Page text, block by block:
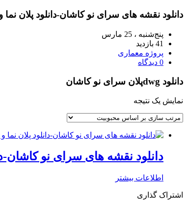
دانلود نقشه های سرای نو کاشان-دانلود پلان
پنج‌شنبه ، 25 مارس
41 بازدید
پروژه معماری
0 دیدگاه
دانلود dwgپلان سرای نو کاشان
نمایش یک نتیجه
دانلود نقشه های سرای نو کاشان-
اطلاعات بیشتر
اشتراک گذاری